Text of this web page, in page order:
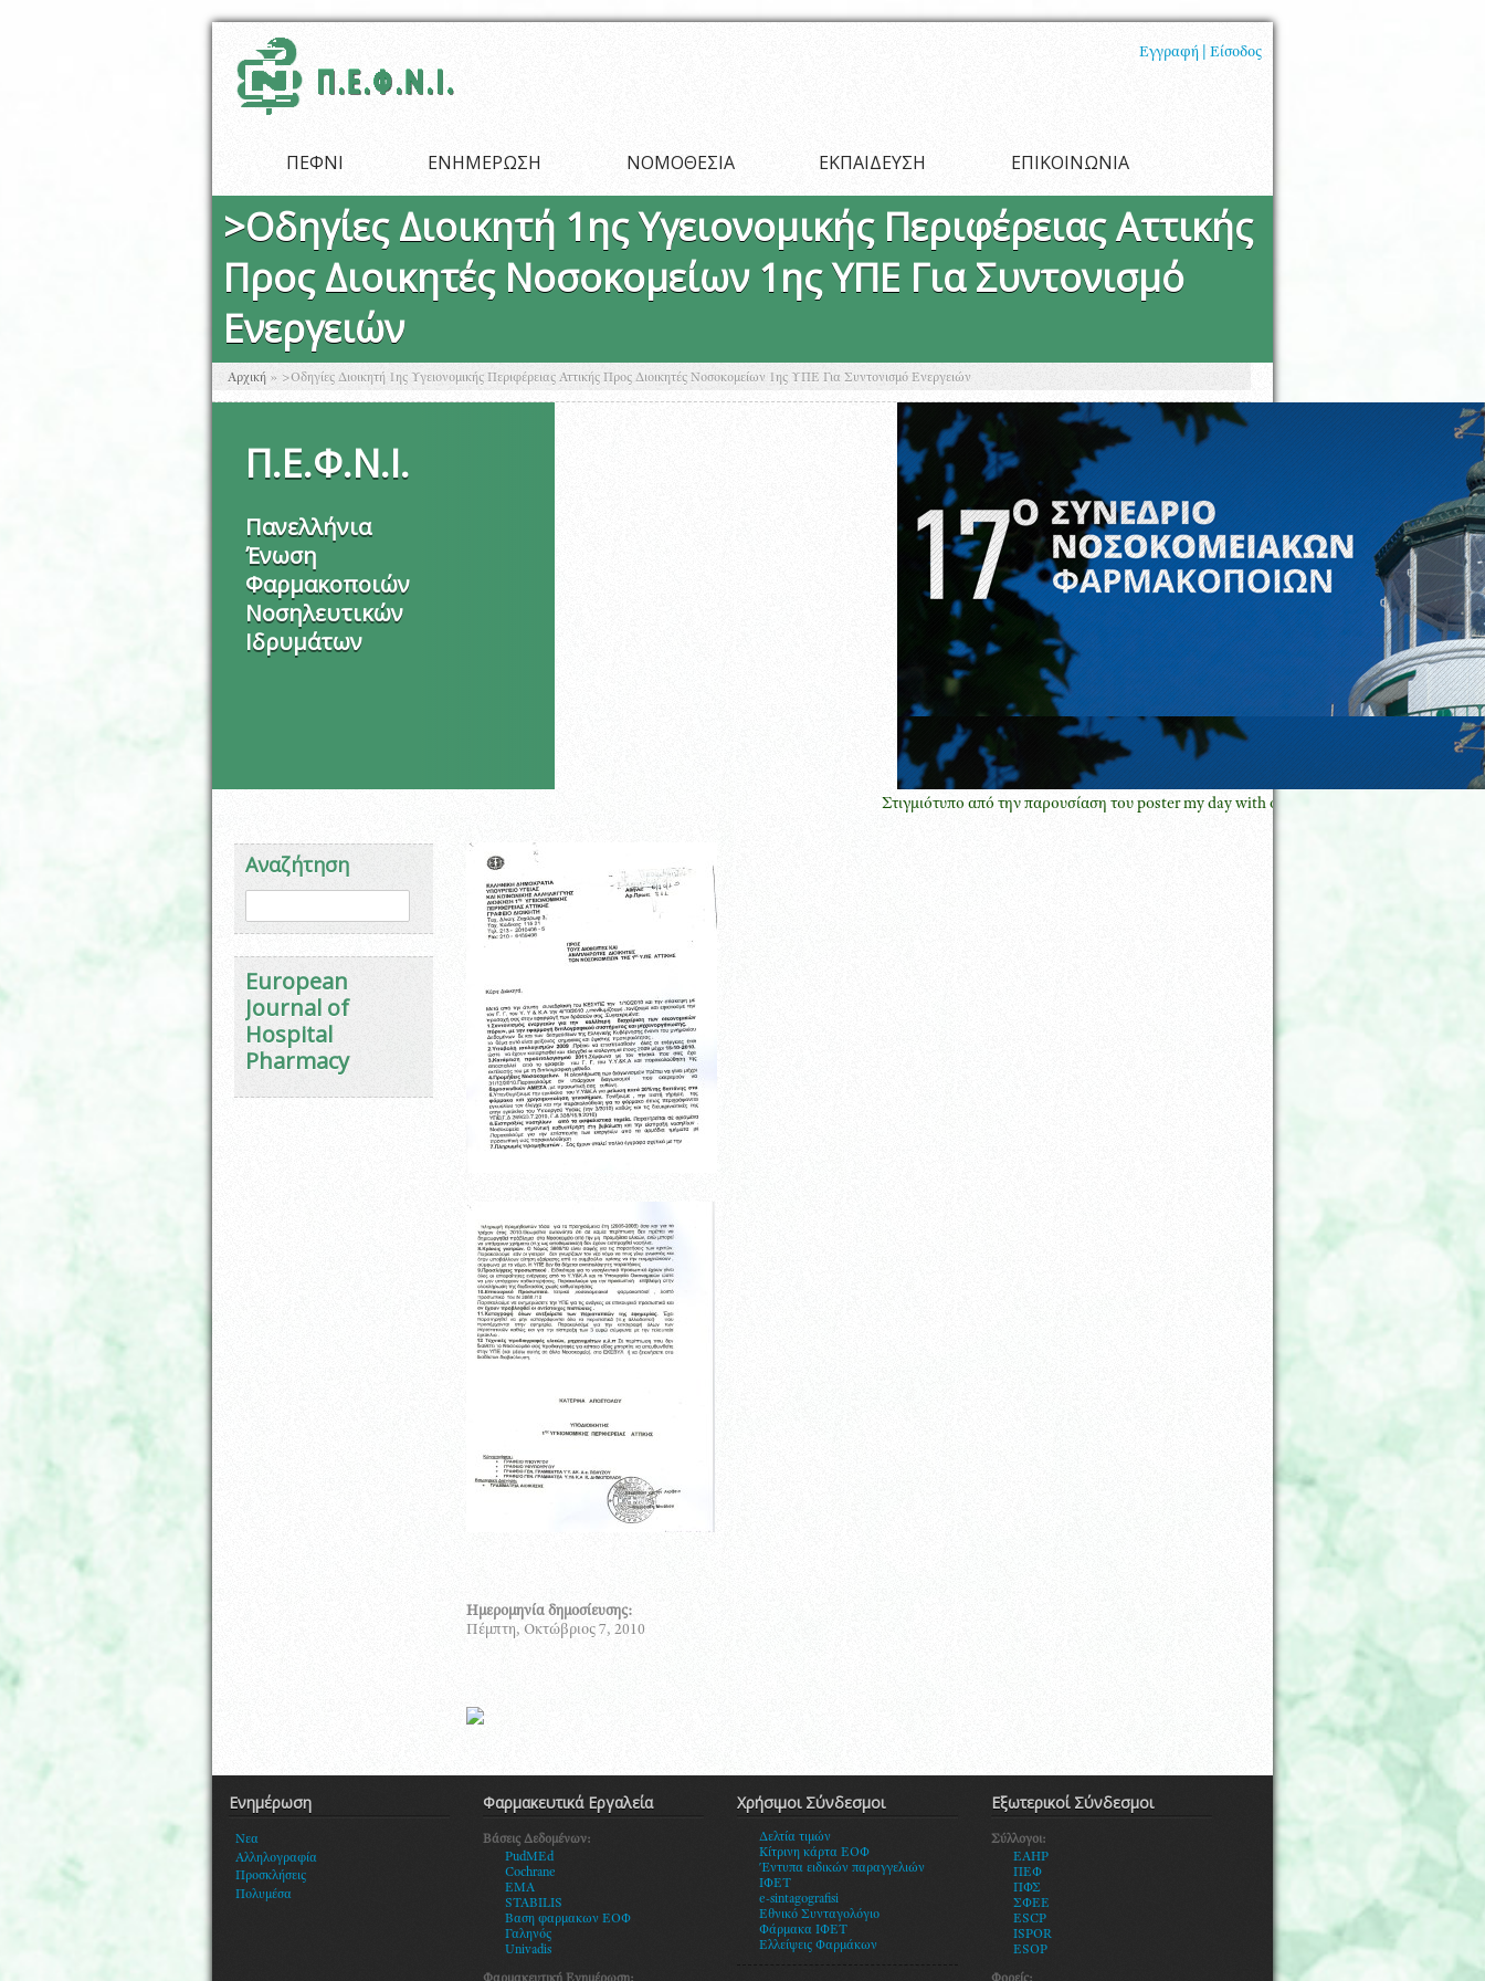
Εγγραφή |
Είσοδος
ΠΕΦΝΙ ΕΝΗΜΕΡΩΣΗ ΝΟΜΟΘΕΣΙΑ ΕΚΠΑΙΔΕΥΣΗ ΕΠΙΚΟΙΝΩΝΙΑ
>Οδηγίες Διοικητή 1ης Υγειονομικής Περιφέρειας Αττικής
Προς Διοικητές Νοσοκομείων 1ης ΥΠΕ Για Συντονισμό
Ενεργειών
Είστε εδώ
Αρχική » >Οδηγίες Διοικητή 1ης Υγειονομικής Περιφέρειας Αττικής Προς Διοικητές Νοσοκομείων 1ης ΥΠΕ Για Συντονισμό Ενεργειών
Π.Ε.Φ.Ν.Ι.
Πανελλήνια
Ένωση
Φαρμακοποιών
Νοσηλευτικών
Ιδρυμάτων
Στιγμιότυπο από την παρουσίαση του poster my day with oncology pharmacy GREECE με τον
Αναζήτηση
Φόρμα αναζήτησης
European
Journal of
Hospital
Pharmacy
Ημερομηνία δημοσίευσης:
Πέμπτη, Οκτώβριος 7, 2010
Ενημέρωση
Νεα
Αλληλογραφία
Προσκλήσεις
Πολυμέσα
Φαρμακευτικά Εργαλεία
Βάσεις Δεδομένων:
PudMEd
Cochrane
EMA
STABILIS
Βαση φαρμακων ΕΟΦ
Γαληνός
Univadis
Χρήσιμοι Σύνδεσμοι
Δελτία τιμών
Κίτρινη κάρτα ΕΟΦ
Έντυπα ειδικών παραγγελιών
ΙΦΕΤ
e-sintagografisi
Εθνικό Συνταγολόγιο
Φάρμακα ΙΦΕΤ
Ελλείψεις Φαρμάκων
Εξωτερικοί Σύνδεσμοι
Σύλλογοι:
EAHP
ΠΕΦ
ΠΦΣ
ΣΦΕΕ
ESCP
ISPOR
ESOP